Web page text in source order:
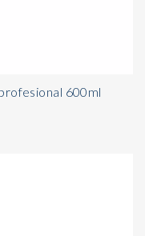
600ml